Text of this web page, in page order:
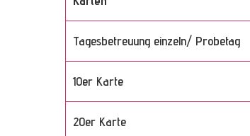
Tagesbetreuung einzeln/ Probetag
10er Karte
20er Karte